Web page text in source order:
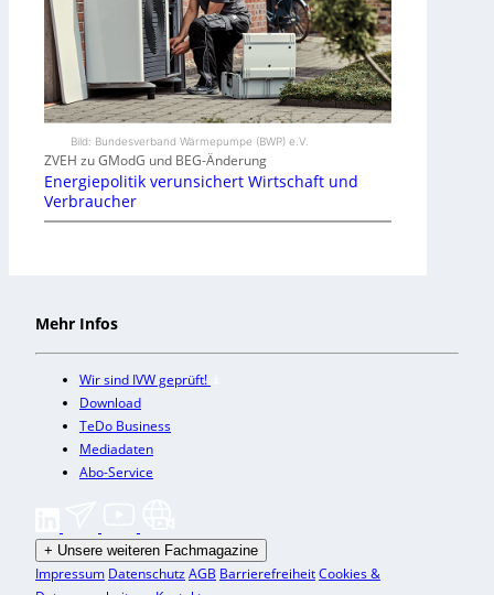
Bild: Bundesverband Wärmepumpe (BWP) e.V.
ZVEH zu GModG und BEG-Änderung
Energiepolitik verunsichert Wirtschaft und
Verbraucher
Mehr Infos
Wir sind IVW geprüft!
Download
TeDo Business
Mediadaten
Abo-Service
+ Unsere weiteren Fachmagazine
Impressum DatenschutzAGB BarrierefreiheitCookies &